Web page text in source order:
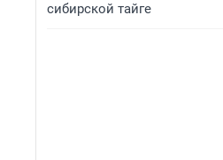
сибирской тайге